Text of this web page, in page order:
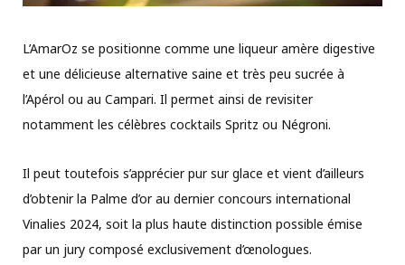
L’AmarOz se positionne comme une liqueur amère digestive
et une délicieuse alternative saine et très peu sucrée à
l’Apérol ou au Campari. Il permet ainsi de revisiter
notamment les célèbres cocktails Spritz ou Négroni.
Il peut toutefois s’apprécier pur sur glace et vient d’ailleurs
d’obtenir la Palme d’or au dernier concours international
Vinalies 2024, soit la plus haute distinction possible émise
par un jury composé exclusivement d’œnologues.